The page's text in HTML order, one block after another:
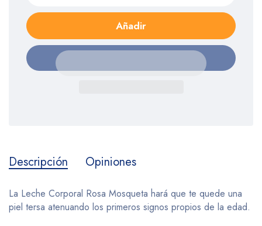
Añadir
Descripción Opiniones
La Leche Corporal Rosa Mosqueta hará que te quede una
piel tersa atenuando los primeros signos propios de la edad.